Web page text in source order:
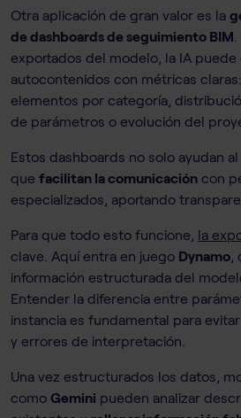
Otra aplicación de gran valor es la
de dashboards de seguimiento BIM
exportados del modelo, la IA puede
autocontenidos con métricas
elementos por categoría,
de parámetros o evolución del
Estos dashboards no solo ayudan
que facilitan la comunicación con
especializados, aportando
Para que todo esto funcione, la
clave. Aquí entra en juego Dynamo
información estructurada del
Entender la diferencia entre
instancia es fundamental para
y errores de interpretación.
Una vez estructurados los datos,
como Gemini pueden analizar